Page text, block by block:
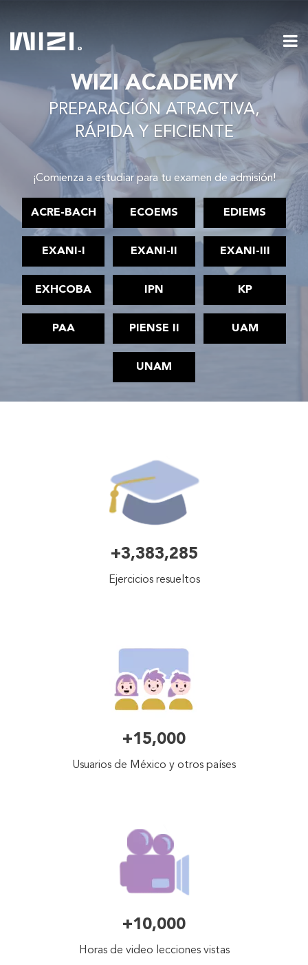
WIZI ACADEMY
PREPARACIÓN ATRACTIVA,
RÁPIDA Y EFICIENTE
¡Comienza a estudiar para tu examen de admisión!
ACRE-BACH ECOEMS EDIEMS
EXANI-I EXANI-II EXANI-III
EXHCOBA IPN KP
PAA PIENSE II UAM
UNAM
+3,383,285
Ejercicios resueltos
+15,000
Usuarios de México y otros países
+10,000
Horas de video lecciones vistas